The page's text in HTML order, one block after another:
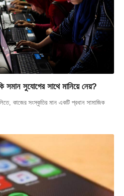
কি সমান সুযোগের সাথে মানিয়ে নেয়?
কাজের সংস্কৃতির মান একটি প্রধান সামাজিক